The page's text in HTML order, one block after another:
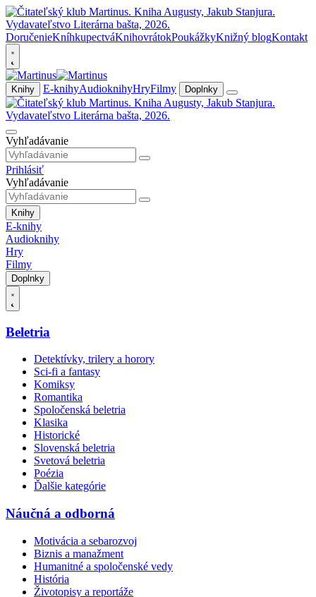
DoručenieKníhkupectváKnihovrátokPoukážkyKnižný blogKontakt
Knihy E-knihyAudioknihyHryFilmy Doplnky
Vyhľadávanie
Prihlásiť
Vyhľadávanie
Knihy
E-knihy
Audioknihy
Hry
Filmy
Doplnky
Beletria
Detektívky, trilery a horory
Sci-fi a fantasy
Komiksy
Romantika
Spoločenská beletria
Klasika
Historické
Slovenská beletria
Svetová beletria
Poézia
Ďalšie kategórie
Náučná a odborná
Motivácia a sebarozvoj
Biznis a manažment
Humanitné a spoločenské vedy
História
Životopisy a reportáže